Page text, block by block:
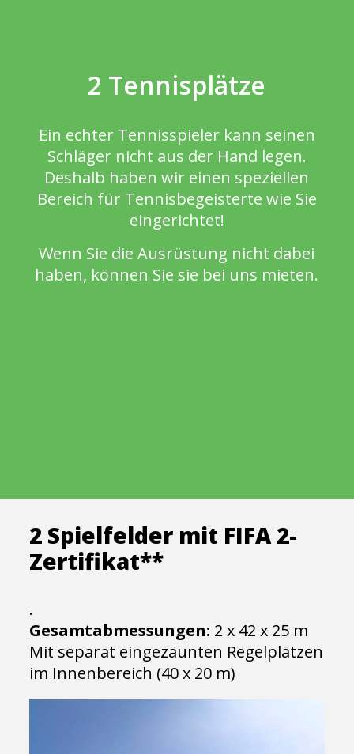
2 Tennisplätze
Ein echter Tennisspieler kann seinen
Schläger nicht aus der Hand legen.
Deshalb haben wir einen speziellen
Bereich für Tennisbegeisterte wie Sie
eingerichtet!
Wenn Sie die Ausrüstung nicht dabei
haben, können Sie sie bei uns mieten.
2 Spielfelder mit FIFA 2-
Zertifikat**
.
Gesamtabmessungen: 2 x 42 x 25 m
Mit separat eingezäunten Regelplätzen
im Innenbereich (40 x 20 m)